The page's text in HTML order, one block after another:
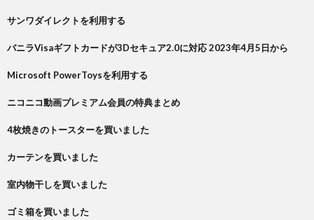
サンワダイレクトを利用する
バニラVisaギフトカードが3Dセキュア2.0に対応 2023年4月5日から
Microsoft PowerToysを利用する
ニコニコ動画プレミアム会員の特典まとめ
4枚焼きのトースターを買いました
カーテンを買いました
室内物干しを買いました
ゴミ箱を買いました